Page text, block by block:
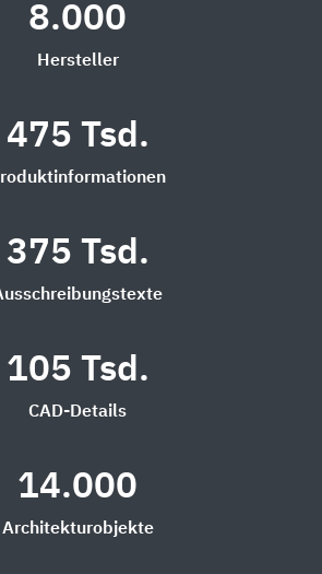
8.000
Hersteller
475 Tsd.
375 Tsd.
105 Tsd.
CAD-Details
14.000
Architekturobjekte